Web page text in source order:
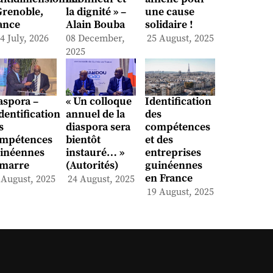
July, 2026
la dignité » –
Alain Bouba
08 December,
2025
une cause
solidaire !
25 August, 2025
–
2025
« Un colloque
annuel de la
diaspora sera
bientôt
instauré… »
(Autorités)
24 August, 2025
Identification
des
compétences
et des
entreprises
guinéennes
en France
19 August, 2025